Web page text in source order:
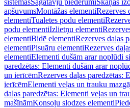
sistēmasSagatavju piederumiSkaņas
apšuvumsMontāžas elementiRezerves
elementiTualetes podu elementi
podu elementiIzlietņu elementi
elementiBidē elementiRezerves daļas
elementiPisuāru elementiRezerves
elementiElementi dušām arar noplūdi
paredzētas: Elementi dušām arar
un ierīcēmRezerves daļas paredzētas:
ierīcēmElementi veļas un trauku
daļas paredzētas: Elementi veļas un
mašīnāmKonsoļu slodzes elementi